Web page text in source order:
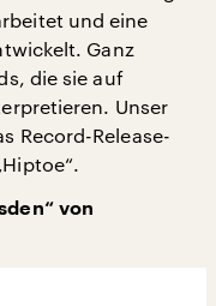
und eine
Ganz
die sie auf
Unser
Record-Release-
von